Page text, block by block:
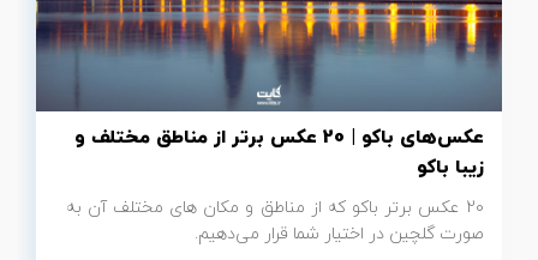
عکس‌های باکو | 20 عکس برتر از مناطق مختلف و
زیبا باکو
20 عکس برتر باکو که از مناطق و مکان های مختلف آن به
صورت گلچین در اختیار شما قرار می‌دهیم.
تور سوباتان
تور مرداب هسل